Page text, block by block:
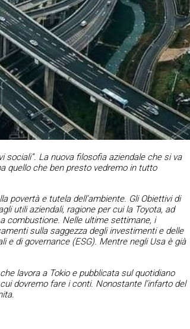
sociali”. La nuova filosofia aziendale che si va
quello che ben presto vedremo in tutto
povertà e tutela dell’ambiente. Gli Obiettivi di
utili aziendali, ragione per cui la Toyota, ad
combustione. Nelle ultime settimane, i
sulla saggezza degli investimenti e delle
e di governance (ESG). Mentre negli Usa è già
lavora a Tokio e pubblicata sul quotidiano
dovremo fare i conti. Nonostante l’infarto del